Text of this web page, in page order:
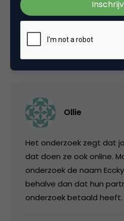
voorbereiding op het
veilig om het eerst
Ollie
Het onderzoek zegt dat
dat doen ze ook online.
onderzoek de naam
behalve dan dat hun
onderzoek betaald heeft.